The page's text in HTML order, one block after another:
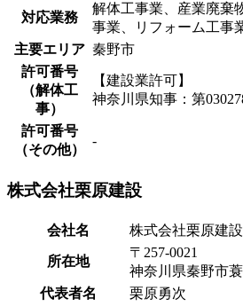
対応業務
解体工事業、産業廃棄
事業、リフォーム工事
主要エリア 秦野市
許可番号
（解体工
事）
【建設業許可】
神奈川県知事：第
許可番号
（その他）
-
株式会社栗原建設
会社名 株式会社栗原建設
所在地
〒257-0021
神奈川県秦野市蓑
代表者名
栗原勇次